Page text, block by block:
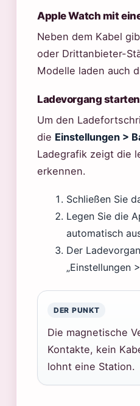
Apple Watch mit
Neben dem Kabel
oder Drittanbieter-
Modelle laden auch
Ladevorgang
Um den
die Einstellungen >
Ladegrafik zeigt die
erkennen.
Schließen Sie
Legen Sie die
automatisch
Der
„Einstellungen
DER PUNKT
Die magnetische
Kontakte, kein
lohnt eine Station.